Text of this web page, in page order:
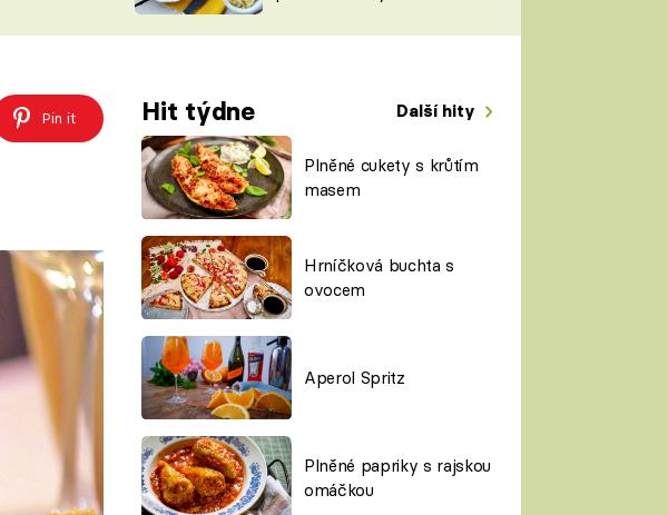
ŠÉFREDAKTORKY
ČASOPIS
Pin it Hit týdne Další hity
Plněné cukety s krůtím
masem
Hrníčková buchta s
ovocem
Aperol Spritz
Plněné papriky s rajskou
omáčkou
zdát.